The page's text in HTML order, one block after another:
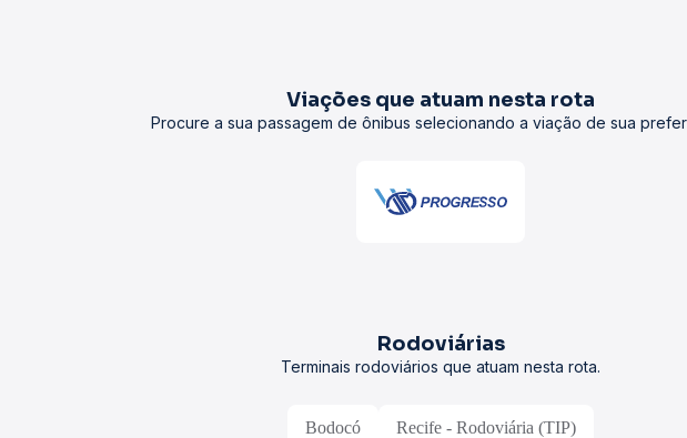
Viações que atuam nesta rota
Procure a sua passagem de ônibus selecionando a viação de sua
Rodoviárias
Terminais rodoviários que atuam nesta rota.
Bodocó Recife - Rodoviária (TIP)